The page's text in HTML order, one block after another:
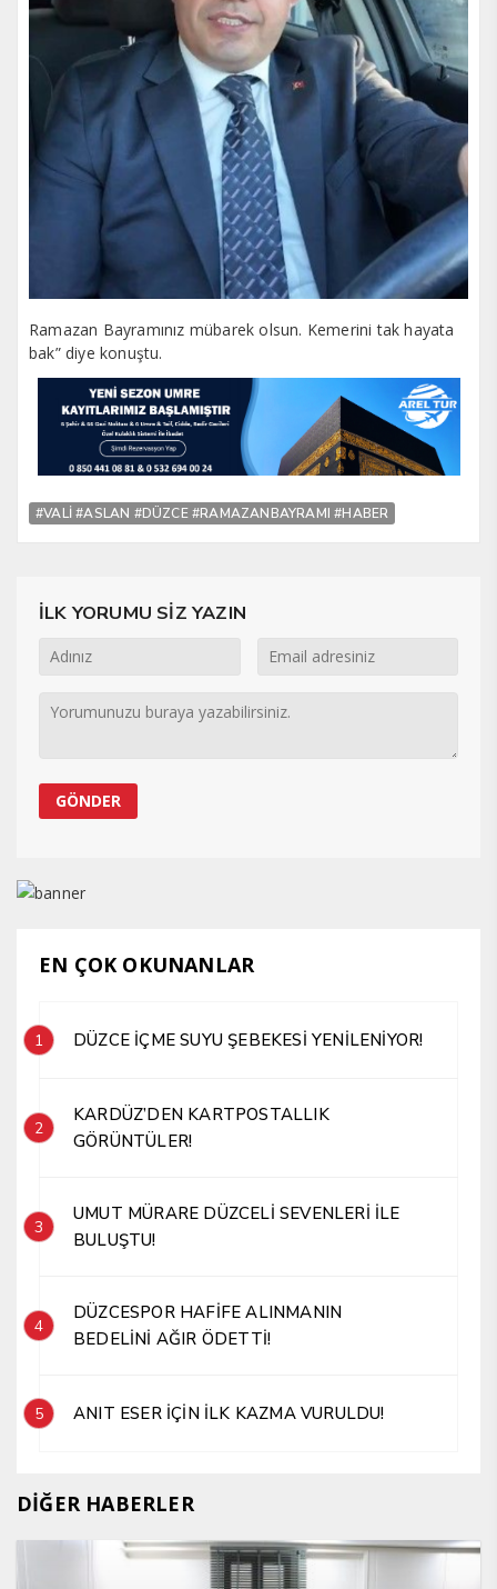
Ramazan Bayramınız mübarek olsun. Kemerini tak hayata
bak” diye konuştu.
#VALİ #ASLAN #DÜZCE #RAMAZANBAYRAMI #HABER
İLK YORUMU SİZ YAZIN
EN ÇOK OKUNANLAR
1 DÜZCE İÇME SUYU ŞEBEKESİ YENİLENİYOR!
2
KARDÜZ’DEN KARTPOSTALLIK
GÖRÜNTÜLER!
3
UMUT MÜRARE DÜZCELİ SEVENLERİ İLE
BULUŞTU!
4
DÜZCESPOR HAFİFE ALINMANIN
BEDELİNİ AĞIR ÖDETTİ!
5 ANIT ESER İÇİN İLK KAZMA VURULDU!
DİĞER HABERLER